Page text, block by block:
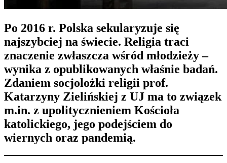
Po 2016 r. Polska sekularyzuje się
najszybciej na świecie. Religia traci
znaczenie zwłaszcza wśród młodzieży –
wynika z opublikowanych właśnie badań.
Zdaniem socjolożki religii prof.
Katarzyny Zielińskiej z UJ ma to związek
m.in. z upolitycznieniem Kościoła
katolickiego, jego podejściem do
wiernych oraz pandemią.